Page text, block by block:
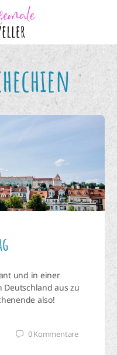
und in einer
Deutschland aus zu
also!
0Kommentare